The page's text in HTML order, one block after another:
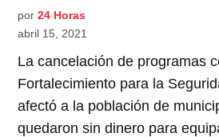
por 24 Horas
abril 15, 2021
La cancelación de programas
Fortalecimiento para la
afectó a la población de
quedaron sin dinero para